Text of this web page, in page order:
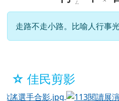
公告考選部「原
於彈跳視窗
2026-05-05 115年4月會計月
衛生福利部國民
材。